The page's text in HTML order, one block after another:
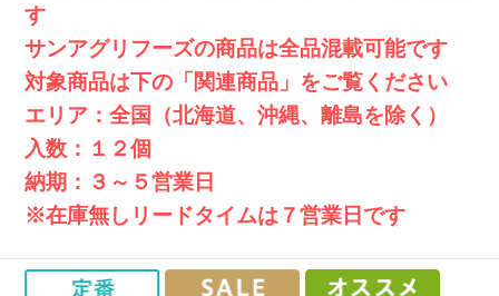
す
サンアグリフーズの商品は全品混載可能です
対象商品は下の「関連商品」をご覧ください
エリア：全国（北海道、沖縄、離島を除く）
入数：１２個
納期：３～５営業日
※在庫無しリードタイムは７営業日です